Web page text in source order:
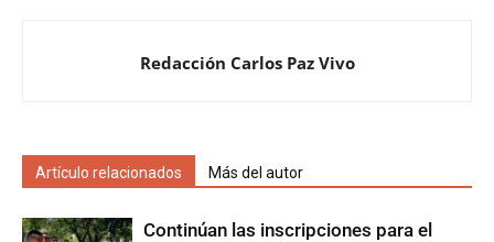
Redacción Carlos Paz Vivo
Artículo relacionados Más del autor
Continúan las inscripciones para el